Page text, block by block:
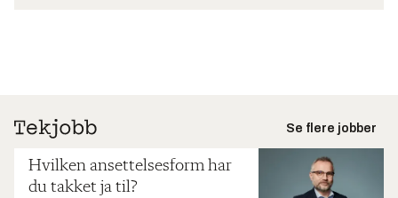
Se flere jobber
Hvilken ansettelsesform har
du takket ja til?